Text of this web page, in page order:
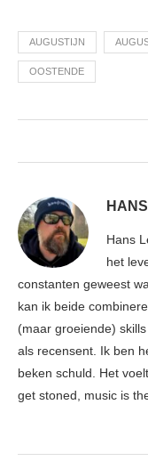
AUGUSTIJN
OOSTENDE
Hans
het
constanten geweest
kan ik beide
(maar groeiende)
als recensent. Ik ben
beken schuld. Het
get stoned, music is